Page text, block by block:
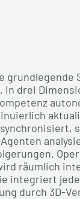
in drei
räumlich
integriert
durch 3D-